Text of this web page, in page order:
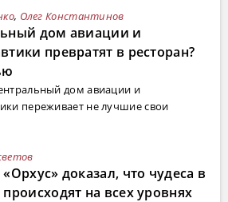
, Олег Константинов
дом авиации и
превратят в ресторан?
дом авиации и
переживает не лучшие свои
доказал, что чудеса в
на всех уровнях